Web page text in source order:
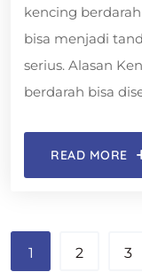
kencing
bisa menjadi
serius. Alasan
berdarah bisa
READ MORE
1 2 3